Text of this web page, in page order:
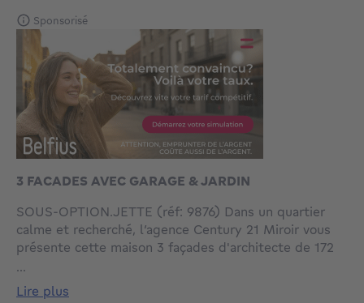
Sponsorisé
3 FACADES AVEC GARAGE & JARDIN
SOUS-OPTION.JETTE (réf: 9876) Dans un quartier
calme et recherché, l’agence Century 21 Miroir vous
présente cette maison 3 façades d'architecte de 172
372 m² orienté sud-ouest. Elle offre un vaste séjour
...
lire plus